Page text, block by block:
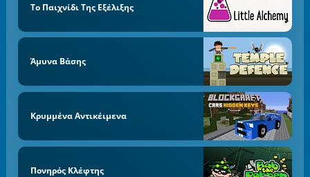
Το Παιχνίδι Της Εξέλιξης
Άμυνα Βάσης
Κρυμμένα Αντικέιμενα
Πονηρός Κλέφτης